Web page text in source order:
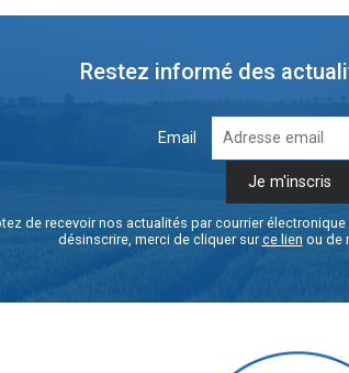
Restez informé des
Email
de recevoir nos actualités par courrier
désinscrire, merci de cliquer surce lien ou de